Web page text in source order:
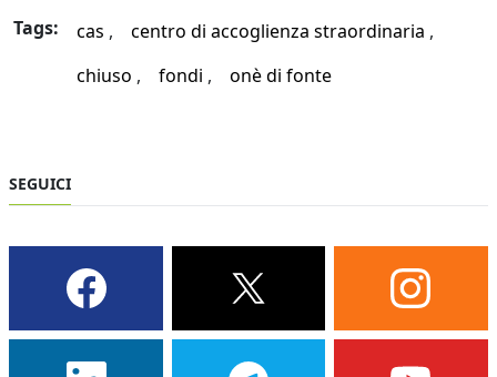
Tags: cas
centro di accoglienza straordinaria
chiuso
fondi onè di fonte
SEGUICI